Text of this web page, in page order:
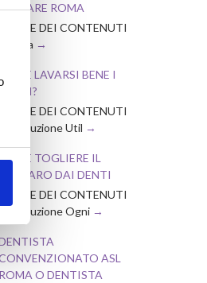
ROMA
INDICE DEI CONTENUTI
COME LAVARSI BENE I
DENTI?
INDICE DEI CONTENUTI
Introduzione Util
TOGLIERE IL
TARTARO DAI DENTI
INDICE DEI CONTENUTI
Introduzione Ogni
ASL
ROMA O DENTISTA